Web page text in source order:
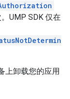
UMP SDK 仅在
上卸载您的应用